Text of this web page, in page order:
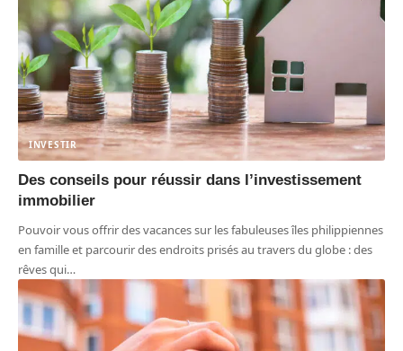
INVESTIR
Des conseils pour réussir dans l’investissement
immobilier
Pouvoir vous offrir des vacances sur les fabuleuses îles philippiennes
en famille et parcourir des endroits prisés au travers du globe : des
rêves qui…